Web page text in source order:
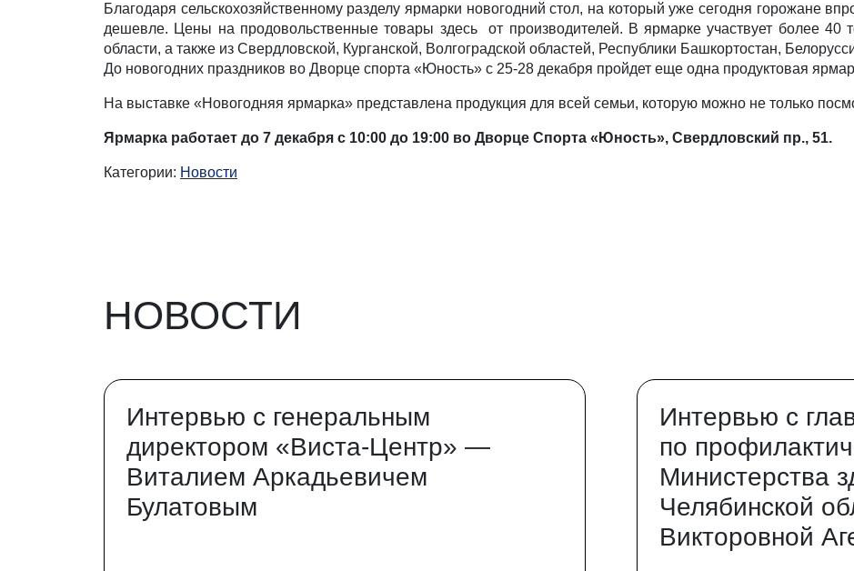
Благодаря сельскохозяйственному разделу ярмарки новогодний стол, на который уже сегодня горожане
дешевле. Цены на продовольственные товары здесь  от производителей. В ярмарке участвует более 40
области, а также из Свердловской, Курганской, Волгоградской областей, Республики Башкортостан,
До новогодних праздников во Дворце спорта «Юность» с 25-28 декабря пройдет еще одна продуктовая
На выставке «Новогодняя ярмарка» представлена продукция для всей семьи, которую можно не только
Ярмарка работает до 7 декабря с 10:00 до 19:00 во Дворце Спорта «Юность», Свердловский пр., 51.
Категории: Новости
НОВОСТИ
Интервью с генеральным
директором «Виста-Центр» —
Виталием Аркадьевичем
Булатовым
Интервью с
по
Министерства
Челябинской
Викторовной